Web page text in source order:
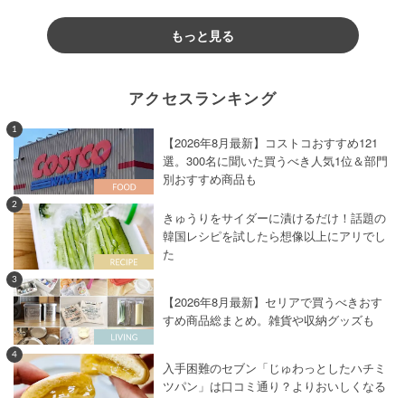
もっと見る
アクセスランキング
1
【2026年8月最新】コストコおすすめ121
選。300名に聞いた買うべき人気1位＆部門
別おすすめ商品も
2
きゅうりをサイダーに漬けるだけ！話題の
韓国レシピを試したら想像以上にアリでし
た
3
【2026年8月最新】セリアで買うべきおす
すめ商品総まとめ。雑貨や収納グッズも
4
入手困難のセブン「じゅわっとしたハチミ
ツパン」は口コミ通り？よりおいしくなる